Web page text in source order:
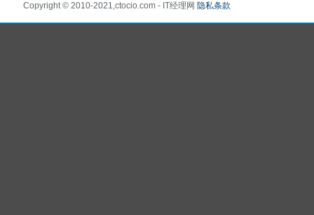
Copyright © 2010-2021,ctocio.com - IT经理网 隐私条款